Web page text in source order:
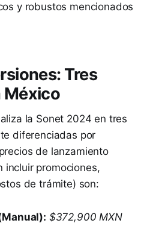
y robustos mencionados
Tres
México
la Sonet 2024 en tres
diferenciadas por
de lanzamiento
incluir promociones,
de trámite) son:
$372,900 MXN